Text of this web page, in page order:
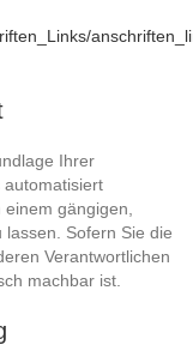
Ihrer
automatisiert
gängigen,
Sofern Sie die
Verantwortlichen
machbar ist.